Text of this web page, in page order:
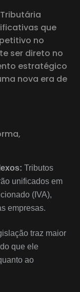
que
no
ser direto no
estratégico
nova era de
Tributos
unificados em
(IVA),
empresas.
traz maior
que ele
ao